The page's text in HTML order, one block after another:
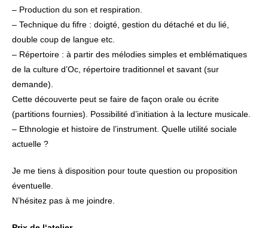
– Production du son et respiration.
– Technique du fifre : doigté, gestion du détaché et du lié,
double coup de langue etc.
– Répertoire : à partir des mélodies simples et emblématiques
de la culture d’Oc, répertoire traditionnel et savant (sur
demande).
Cette découverte peut se faire de façon orale ou écrite
(partitions fournies). Possibilité d’initiation à la lecture musicale.
– Ethnologie et histoire de l’instrument. Quelle utilité sociale
actuelle ?
Je me tiens à disposition pour toute question ou proposition
éventuelle.
N’hésitez pas à me joindre.